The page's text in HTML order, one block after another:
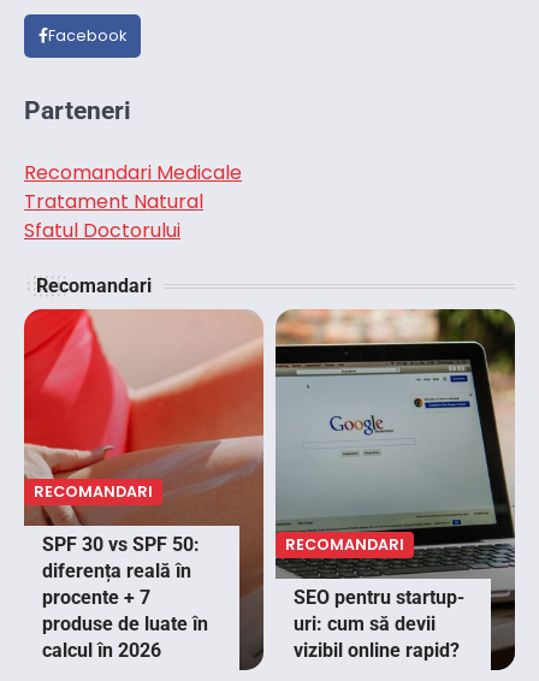
Facebook
Parteneri
Recomandari Medicale
Tratament Natural
Sfatul Doctorului
Recomandari
RECOMANDARI
SPF 30 vs SPF 50:
diferența reală în
procente + 7
produse de luate în
calcul în 2026
RECOMANDARI
SEO pentru startup-
uri: cum să devii
vizibil online rapid?